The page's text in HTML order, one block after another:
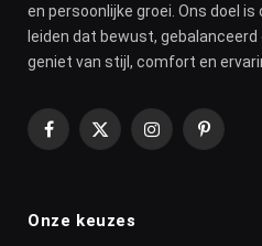
en persoonlijke groei. Ons doel
leiden dat bewust, gebalanceerd
geniet van stijl, comfort en
Facebook
X
InstagramPinterest
Onze keuzes